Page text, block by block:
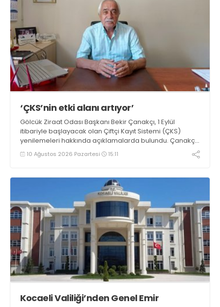
‘ÇKS’nin etki alanı artıyor’
Gölcük Ziraat Odası Başkanı Bekir Çanakçı, 1 Eylül
itibariyle başlayacak olan Çiftçi Kayıt Sistemi (ÇKS)
yenilemeleri hakkında açıklamalarda bulundu. Çanakçı,
“Çiftçi Kayıt Sistemi formatı, yaygınlaşması ve etki alanı
her yıl artarak devam etmektedir” dedi
10 Ağustos 2026 Pazartesi 15:11
Kocaeli Valiliği’nden Genel Emir